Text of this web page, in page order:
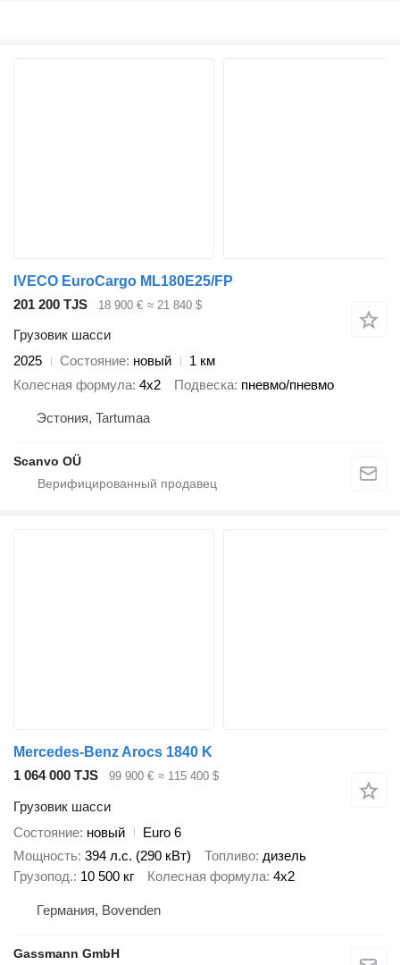
IVECO EuroCargo ML180E25/FP
201 200 TJS
18 900 € ≈ 21 840 $
Грузовик шасси
2025
Состояние новый
1 км
Колесная формула 4x2 Подвеска пневмо/пневмо
Эстония, Tartumaa
Scanvo OÜ
Mercedes-Benz Arocs 1840 K
1 064 000 TJS
99 900 € ≈ 115 400 $
Грузовик шасси
Состояние новый
Euro 6
Мощность 394 л.с. (290 кВт) Топливо дизель
Грузопод. 10 500 кг Колесная формула 4x2
Германия, Bovenden
Gassmann GmbH